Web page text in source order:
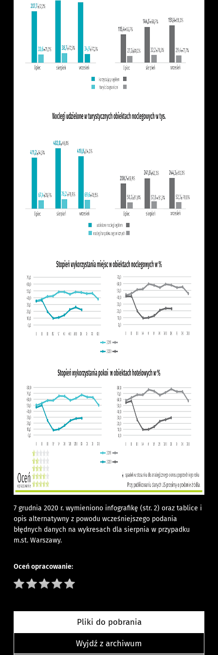
7 grudnia 2020 r. wymieniono infografikę (str. 2) oraz tablice i
opis alternatywny z powodu wcześniejszego podania
błędnych danych na wykresach dla sierpnia w przypadku
m.st. Warszawy.
Oceń opracowanie:
Pliki do pobrania
Wyjdź z archiwum